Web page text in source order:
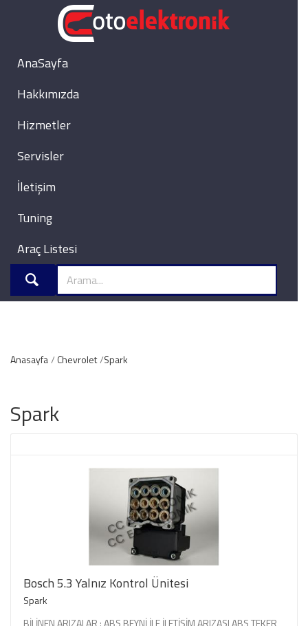
AnaSayfa
Hakkımızda
Hizmetler
Servisler
İletişim
Tuning
Araç Listesi
Anasayfa Chevrolet Spark
Spark
Bosch 5.3 Yalnız Kontrol Ünitesi
Spark
BİLİNEN ARIZALAR : ABS BEYNİ İLE İLETİŞİM ARIZASI ABS TEKER